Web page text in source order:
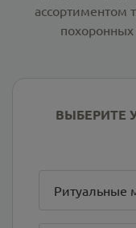
ассортиментом
ВЫБЕРИТЕ
Ритуальные